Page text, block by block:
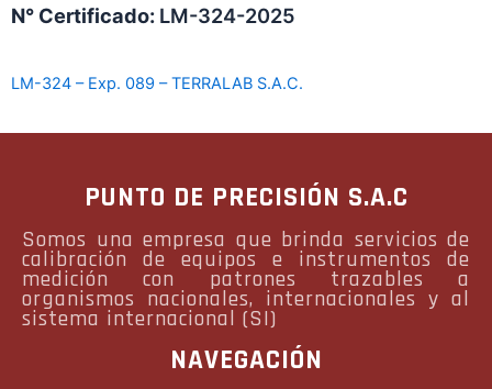
N° Certificado: LM-324-2025
LM-324 – Exp. 089 – TERRALAB S.A.C.
PUNTO DE PRECISIÓN S.A.C
Somos una empresa que brinda servicios de
calibración de equipos e instrumentos de
medición con patrones trazables a
organismos nacionales, internacionales y al
sistema internacional (SI)
NAVEGACIÓN